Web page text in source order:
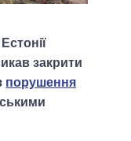
закрити
порушення